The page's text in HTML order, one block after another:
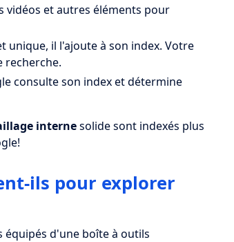
vidéos et autres éléments pour
unique, il l'ajoute à son index. Votre
recherche.
consulte son index et détermine
internesolide sont indexés plus
ils pour explorer
d'une boîte à outils